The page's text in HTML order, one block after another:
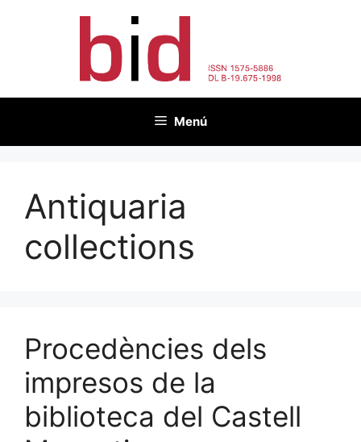
Menú
Antiquaria
collections
Procedències dels
impresos de la
biblioteca del Castell